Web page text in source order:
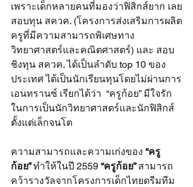
เพราะเด็กหลายคนที่มองว่าฟิสิกส์ยาก เลย
สอบทุน สควค. (โครงการส่งเสริมการผลิต
ครูที่มีความสามารถพิเศษทาง
วิทยาศาสตร์และคณิตศาสตร์) และ สอบ
ชิงทุน สควค. ได้เป็นลำดับ top 10 ของ
ประเทศ ได้เป็นนักเรียนทุนโดยไม่ผ่านการ
เอนทรานซ์ เรียกได้ว่า  “ครูก้อย” มีใจรัก
ในการเป็นนักวิทยาศาสตร์และนักฟิสิกส์
ตั้งแต่เล็กจนโต
ความสามารถและความเก่งของ “ครู
ก้อย” ทำให้ในปี 2559 “ครูก้อย” สามารถ
คว้ารางวัลจากโครงการเด็กไทยดรีมทีม